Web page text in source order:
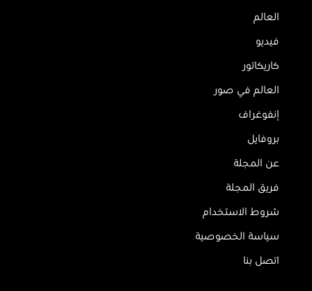
العالم
فيديو
كاريكاتور
العالم في صور
إنفوغراف
بروفايل
عن المجلة
فريق المجلة
شروط الاستخدام
سياسة الخصوصية
اتصل بنا